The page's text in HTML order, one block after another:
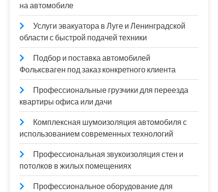
на автомобиле
Услуги эвакуатора в Луге и Ленинградской
области с быстрой подачей техники
Подбор и поставка автомобилей
Фольксваген под заказ конкретного клиента
Профессиональные грузчики для переезда
квартиры офиса или дачи
Комплексная шумоизоляция автомобиля с
использованием современных технологий
Профессиональная звукоизоляция стен и
потолков в жилых помещениях
Профессиональное оборудование для